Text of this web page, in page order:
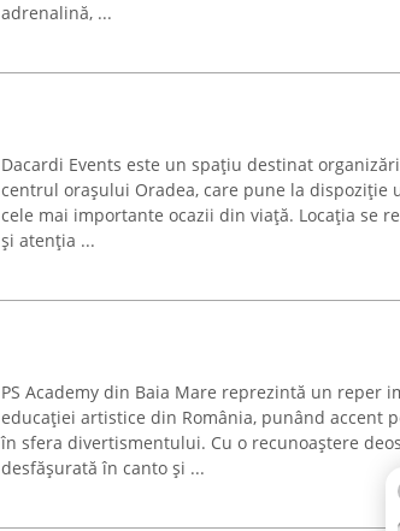
adrenalină, ...
Dacardi Events este un spațiu destinat
centrul orașului Oradea, care pune la dispoziție
cele mai importante ocazii din viață. Locația se
și atenția ...
PS Academy din Baia Mare reprezintă un reper
educației artistice din România, punând accent
în sfera divertismentului. Cu o recunoaștere
desfășurată în canto și ...